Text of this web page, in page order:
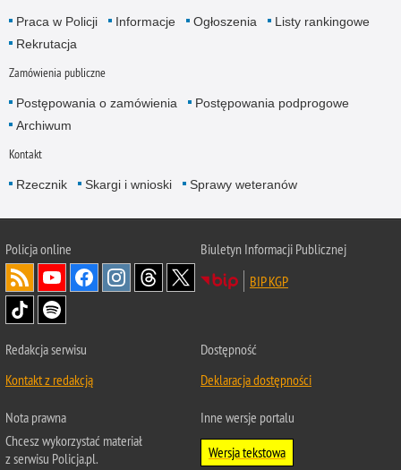
Praca w Policji Informacje Ogłoszenia
Listy rankingowe
Rekrutacja
Zamówienia publiczne
Postępowania o zamówienia
Postępowania podprogowe
Archiwum
Kontakt
Rzecznik Skargi i wnioski Sprawy weteranów
Policjaonline
Biuletyn Informacji Publicznej
BIP KGP
Redakcja serwisu
Kontakt z redakcją
Dostępność
Deklaracja dostępności
Nota prawna
Chcesz wykorzystać materiał
z serwisu Policja.pl.
Inne wersje portalu
Wersja tekstowa